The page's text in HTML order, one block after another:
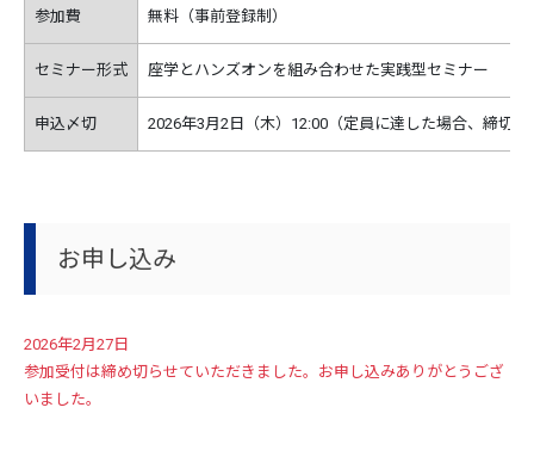
参加費 無料（事前登録制）
セミナー形式 座学とハンズオンを組み合わせた実践型セミナー
申込〆切 2026年3月2日（木）12:00（定員に達した場合、締切
お申し込み
2026年2月27日
参加受付は締め切らせていただきました。お申し込みありがとうござ
いました。